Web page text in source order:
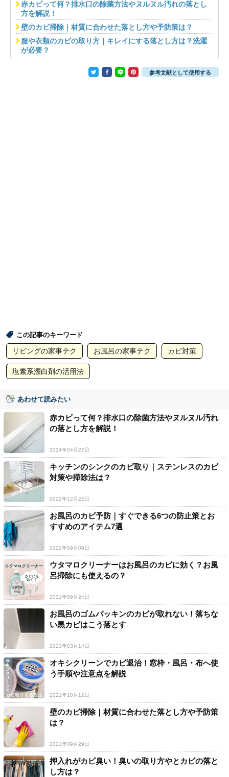
赤カビって何？排水口の除菌方法やヌルヌル汚れの落とし
方を解説！
壁のカビ掃除｜材質に合わせた落とし方や予防策は？
服や衣類のカビの取り方｜キレイにする落とし方は？洗濯
が必要？
参考文献として使用する
この記事のキーワード
リビングの家事テク お風呂の家事テク カビ対策
塩素系漂白剤の活用法
あわせて読みたい
赤カビって何？排水口の除菌方法やヌルヌル汚れ
の落とし方を解説！
2024年04月27日
キッチンのシンクのカビ取り｜ステンレスのカビ
対策や掃除法は？
2022年12月22日
お風呂のカビ予防｜すぐできる6つの防止策とお
すすめのアイテム7選
2022年09月09日
ウタマロクリーナーはお風呂のカビに効く？お風
呂掃除にも使えるの？
2021年09月24日
お風呂のゴムパッキンのカビが取れない！落ちな
い黒カビはこう落とす
2023年03月14日
オキシクリーンでカビ退治！窓枠・風呂・布へ使
う手順や注意点を解説
2021年10月12日
壁のカビ掃除｜材質に合わせた落とし方や予防策
は？
2021年09月29日
押入れがカビ臭い！臭いの取り方やとカビの落と
し方は？